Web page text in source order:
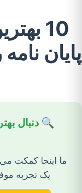
10
پایان
🔍 دنبال
ما اینجا کمکت
یک تجربه